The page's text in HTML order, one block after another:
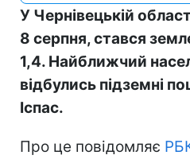
У Чернівецькій
8 серпня, стався
1,4. Найближчий
відбулись підземні
Іспас.
Про це повідомляє